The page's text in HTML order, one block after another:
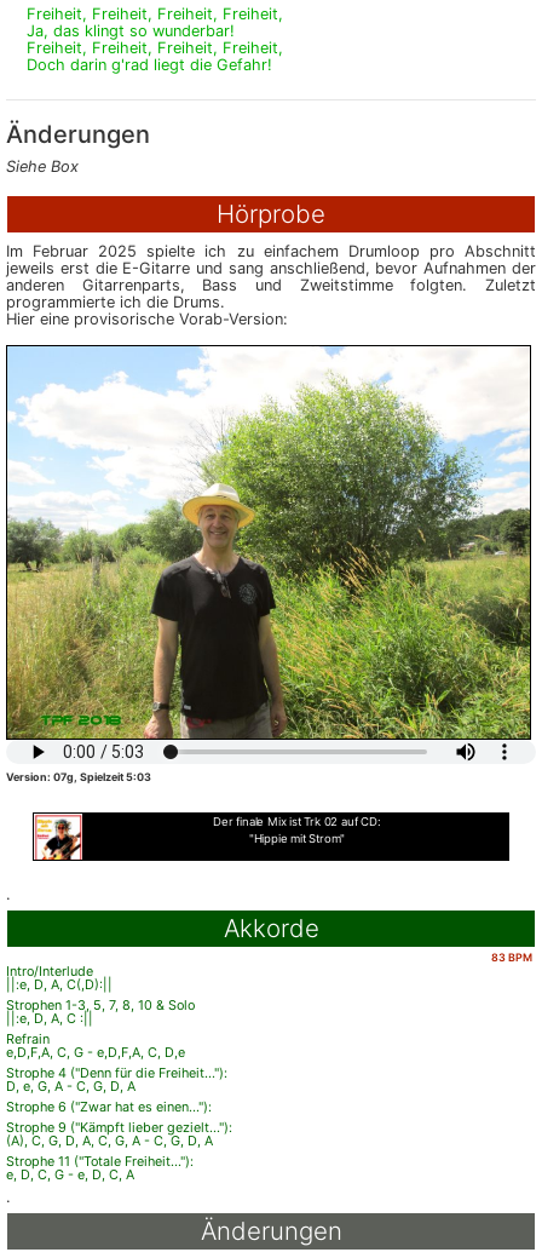
Freiheit, Freiheit, Freiheit, Freiheit,
Ja, das klingt so wunderbar!
Freiheit, Freiheit, Freiheit, Freiheit,
Doch darin g'rad liegt die Gefahr!
Änderungen
Siehe Box
Hörprobe
Im Februar 2025 spielte ich zu ein­fachem Drumloop pro Abschnitt
jeweils erst die E-Gitarre und sang an­schließend, bevor Aufnahmen der
anderen Gitarrenparts, Bass und Zweit­stimme folgten. Zuletzt
programmierte ich die Drums.
Hier eine provisorische Vorab-Version:
Version: 07g, Spielzeit 5:03
Der finale Mix ist Trk 02 auf CD:
"Hippie mit Strom"
.
Akkorde
83 BPM
Intro/Interlude
||:e, D, A, C(,D):||
Strophen 1-3, 5, 7, 8, 10 & Solo
||:e, D, A, C :||
Refrain
e,D,F,A, C, G - e,D,F,A, C, D,e
Strophe 4 ("Denn für die Freiheit..."):
D, e, G, A - C, G, D, A
Strophe 6 ("Zwar hat es einen..."):
Strophe 9 ("Kämpft lieber gezielt..."):
(A), C, G, D, A, C, G, A - C, G, D, A
Strophe 11 ("Totale Freiheit..."):
e, D, C, G - e, D, C, A
.
Änderungen